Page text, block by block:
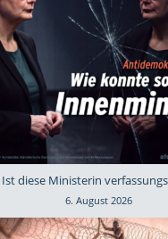
Ist diese Ministerin
6. August 2026